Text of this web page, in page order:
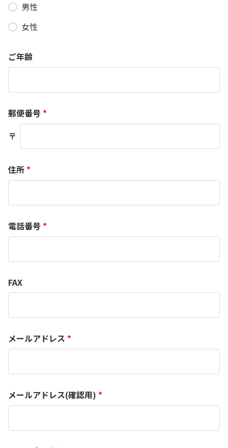
男性
女性
ご年齢
郵便番号 *
〒
住所 *
電話番号 *
FAX
メールアドレス *
メールアドレス(確認用) *